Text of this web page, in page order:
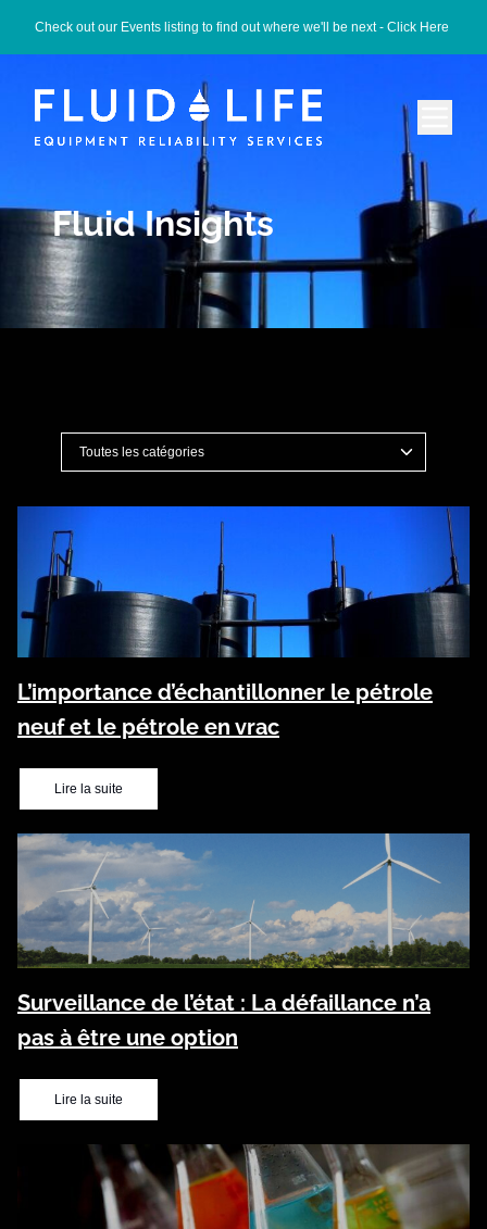
Check out our Events listing to find out where we'll be next - Click Here
Fluid Insights
L’importance d’échantillonner le pétrole
neuf et le pétrole en vrac
Lire la suite
Surveillance de l’état : La défaillance n’a
pas à être une option
Lire la suite